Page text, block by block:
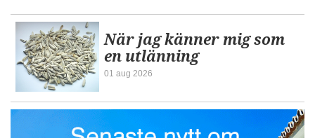
När jag känner mig som
en utlänning
01 aug 2026